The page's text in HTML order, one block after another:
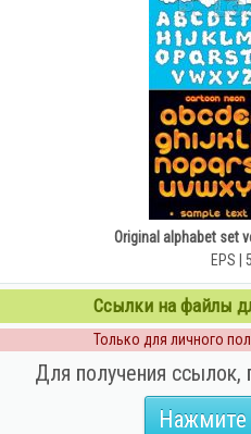
Original alphabet set
EPS |
Ссылки на файлы
Только для личного
Для получения
Нажмите